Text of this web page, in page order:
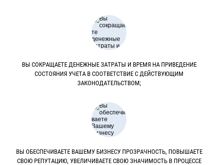
ВЫ СОКРАЩАЕТЕ ДЕНЕЖНЫЕ ЗАТРАТЫ И ВРЕМЯ НА ПРИВЕДЕНИЕ
СОСТОЯНИЯ УЧЕТА В СООТВЕТСТВИЕ С ДЕЙСТВУЮЩИМ
ЗАКОНОДАТЕЛЬСТВОМ;
ВЫ ОБЕСПЕЧИВАЕТЕ ВАШЕМУ БИЗНЕСУ ПРОЗРАЧНОСТЬ, ПОВЫШАЕТЕ
СВОЮ РЕПУТАЦИЮ, УВЕЛИЧИВАЕТЕ СВОЮ ЗНАЧИМОСТЬ В ПРОЦЕССЕ